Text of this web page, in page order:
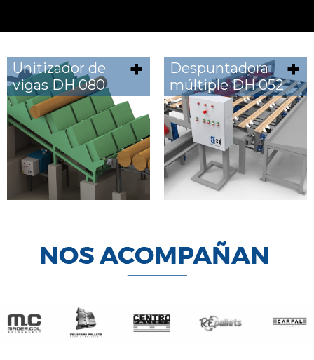
Unitizador de
vigas DH 080
Despuntadora
múltiple DH 052